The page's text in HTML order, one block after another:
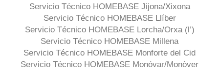
Servicio Técnico HOMEBASE Jijona/Xixona
Servicio Técnico HOMEBASE Llíber
Servicio Técnico HOMEBASE Lorcha/Orxa (l’)
Servicio Técnico HOMEBASE Millena
Servicio Técnico HOMEBASE Monforte del Cid
Servicio Técnico HOMEBASE Monóvar/Monòver